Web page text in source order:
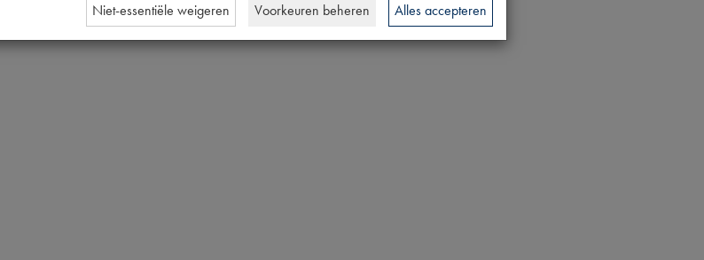
Niet-essentiële weigeren Voorkeuren beheren Alles accepteren